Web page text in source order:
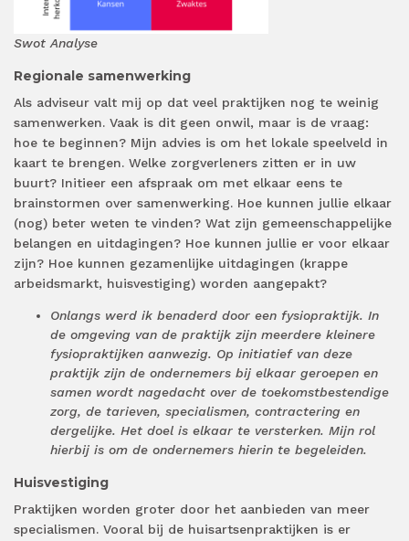
Swot Analyse
Regionale samenwerking
Als adviseur valt mij op dat veel praktijken nog te weinig
samenwerken. Vaak is dit geen onwil, maar is de vraag:
hoe te beginnen? Mijn advies is om het lokale speelveld in
kaart te brengen. Welke zorgverleners zitten er in uw
buurt? Initieer een afspraak om met elkaar eens te
brainstormen over samenwerking. Hoe kunnen jullie elkaar
(nog) beter weten te vinden? Wat zijn gemeenschappelijke
belangen en uitdagingen? Hoe kunnen jullie er voor elkaar
zijn? Hoe kunnen gezamenlijke uitdagingen (krappe
arbeidsmarkt, huisvestiging) worden aangepakt?
Onlangs werd ik benaderd door een fysiopraktijk. In
de omgeving van de praktijk zijn meerdere kleinere
fysiopraktijken aanwezig. Op initiatief van deze
praktijk zijn de ondernemers bij elkaar geroepen en
samen wordt nagedacht over de toekomstbestendige
zorg, de tarieven, specialismen, contractering en
dergelijke. Het doel is elkaar te versterken. Mijn rol
hierbij is om de ondernemers hierin te begeleiden.
Huisvestiging
Praktijken worden groter door het aanbieden van meer
specialismen. Vooral bij de huisartsenpraktijken is er